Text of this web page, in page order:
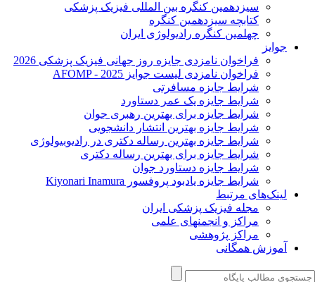
سیزدهمین کنگره بین المللی فیزیک پزشکی
کتابچه سیزدهمین کنگره
چهلمین کنگره رادیولوژی ایران
جوایز
فراخوان نامزدی جایزه روز جهانی فیزیک پزشکی 2026
فراخوان نامزدی لیست جوایز AFOMP - 2025
شرایط جایزه مسافرتی
شرایط جایزه یک عمر دستاورد
شرایط جایزه برای بهترین رهبری جوان
شرایط جایزه بهترین انتشار دانشجویی
شرایط جایزه بهترین رساله دکتری در رادیوبیولوژی
شرایط جایزه برای بهترین رساله دکتری
شرایط جایزه دستاورد جوان
شرایط جایزه یادبود پروفسور Kiyonari Inamura
لینک‌های مرتبط
مجله فیزیک پزشکی ایران
مراکز و انجمنهای علمی
مراکز پژوهشی
آموزش همگانی